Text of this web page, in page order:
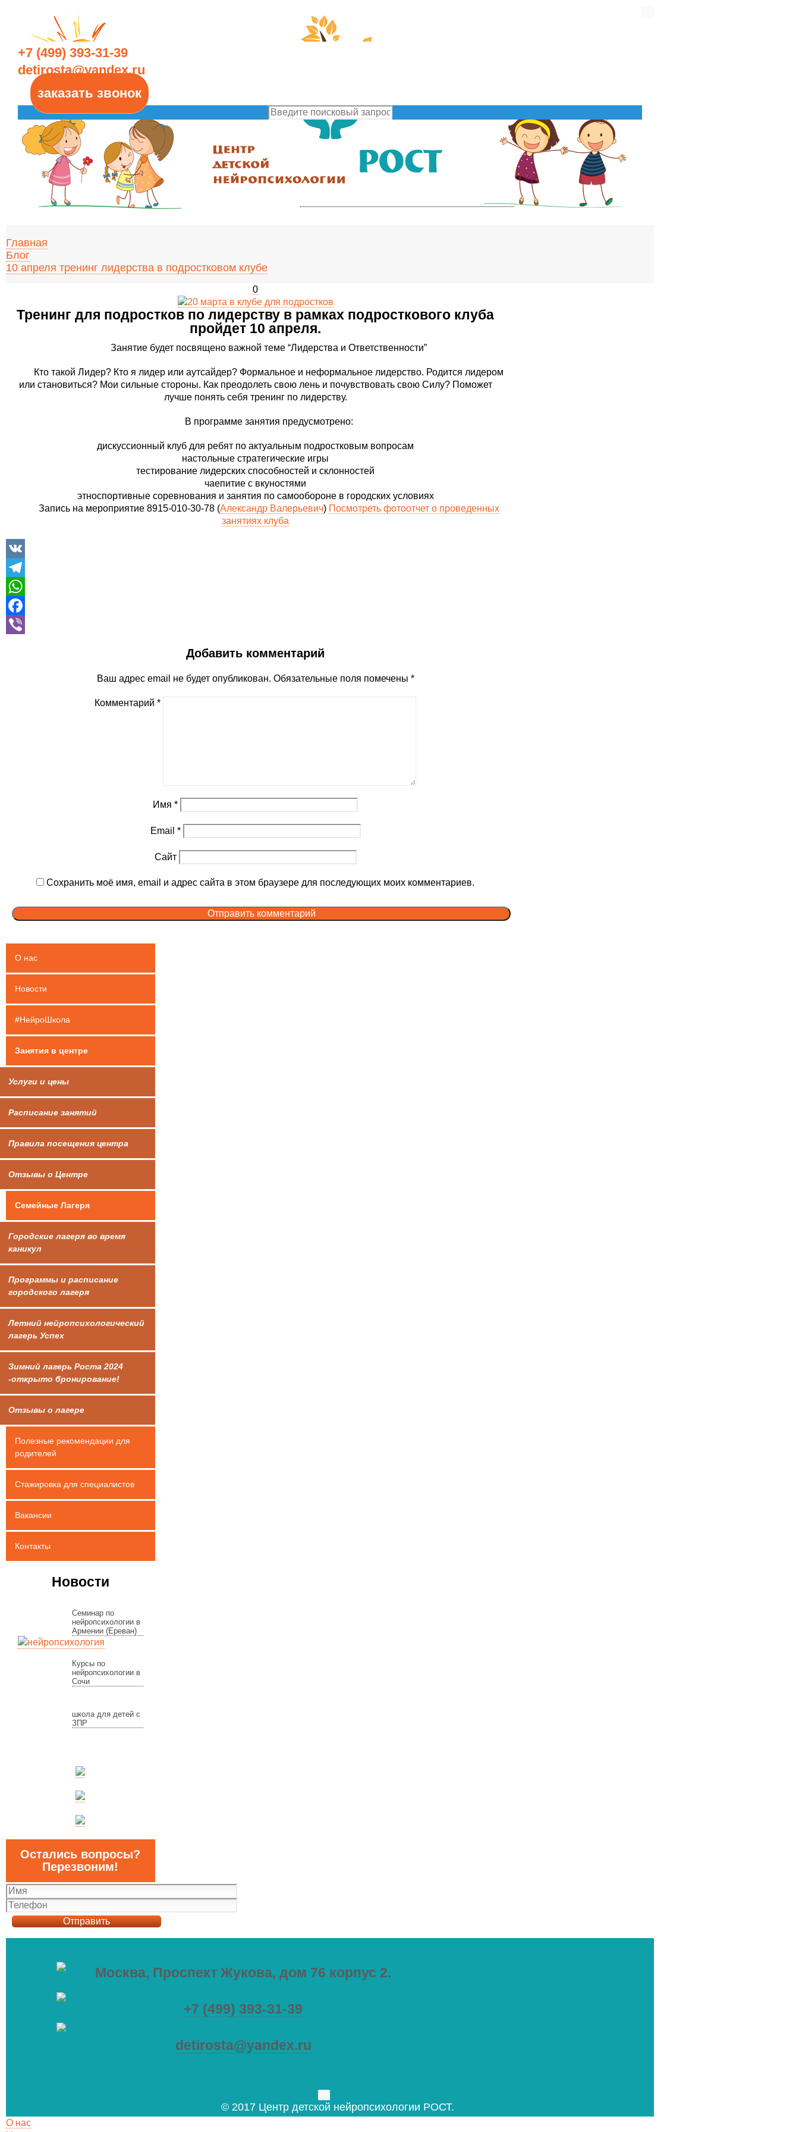
+7 (499) 393-31-39
detirosta@yandex.ru
заказать звонок
Главная
Блог
10 апреля тренинг лидерства в подростковом клубе
0
Тренинг для подростков по лидерству в рамках подросткового клуба
пройдет 10 апреля.
Занятие будет посвящено важной теме “Лидерства и Ответственности”
Кто такой Лидер? Кто я лидер или аутсайдер? Формальное и неформальное лидерство. Родится лидером
или становиться? Мои сильные стороны. Как преодолеть свою лень и почувствовать свою Силу? Поможет
лучше понять себя тренинг по лидерству.
В программе занятия предусмотрено:
дискуссионный клуб для ребят по актуальным подростковым вопросам
настольные стратегические игры
тестирование лидерских способностей и склонностей
чаепитие с вкуностями
этноспортивные соревнования и занятия по самообороне в городских условиях
Запись на мероприятие 8915-010-30-78 (Александр Валерьевич) Посмотреть фотоотчет о проведенных
занятиях клуба
Добавить комментарий
Ваш адрес email не будет опубликован. Обязательные поля помечены *
Комментарий*
Имя*
Email *
Сайт
Сохранить моё имя, email и адрес сайта в этом браузере для последующих моих комментариев.
О нас
Новости
#НейроШкола
Занятия в центре
Услуги и цены
Расписание занятий
Правила посещения центра
Отзывы о Центре
Семейные Лагеря
Городские лагеря во время
каникул
Программы и расписание
городского лагеря
Летний нейропсихологический
лагерь Успех
Зимний лагерь Роста 2024
-открыто бронирование!
Отзывы о лагере
Полезные рекомендации для
родителей
Стажировка для специалистов
Вакансии
Контакты
Новости
Семинар по
нейропсихологии в
Армении (Ереван)
Курсы по
нейропсихологии в
Сочи
школа для детей с
ЗПР
Остались вопросы?
Перезвоним!
Москва, Проспект Жукова, дом 76 корпус 2.
+7 (499) 393-31-39
detirosta@yandex.ru
© 2017 Центр детской нейропсихологии РОСТ.
О нас